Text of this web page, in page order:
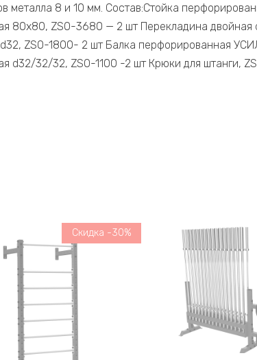
металла 8 и 10 мм. Состав:Стойка
80х80, ZSO-3680 — 2 шт Перекладина двойная
ZSO-1800- 2 шт Балка перфорированная
d32/32/32, ZSO-1100 -2 шт Крюки для штанги,
Скидка -30%